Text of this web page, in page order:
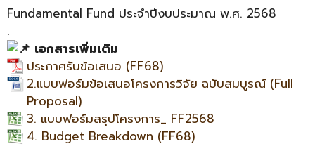
Fundamental Fund ประจำปีงบประมาณ พ.ศ. 2568
.
เอกสารเพิ่มเติม
ประกาศรับข้อเสนอ (FF68)
2.แบบฟอร์มข้อเสนอโครงการวิจัย ฉบับสมบูรณ์ (Full
Proposal)
3. แบบฟอร์มสรุปโครงการ_ FF2568
4. Budget Breakdown (FF68)